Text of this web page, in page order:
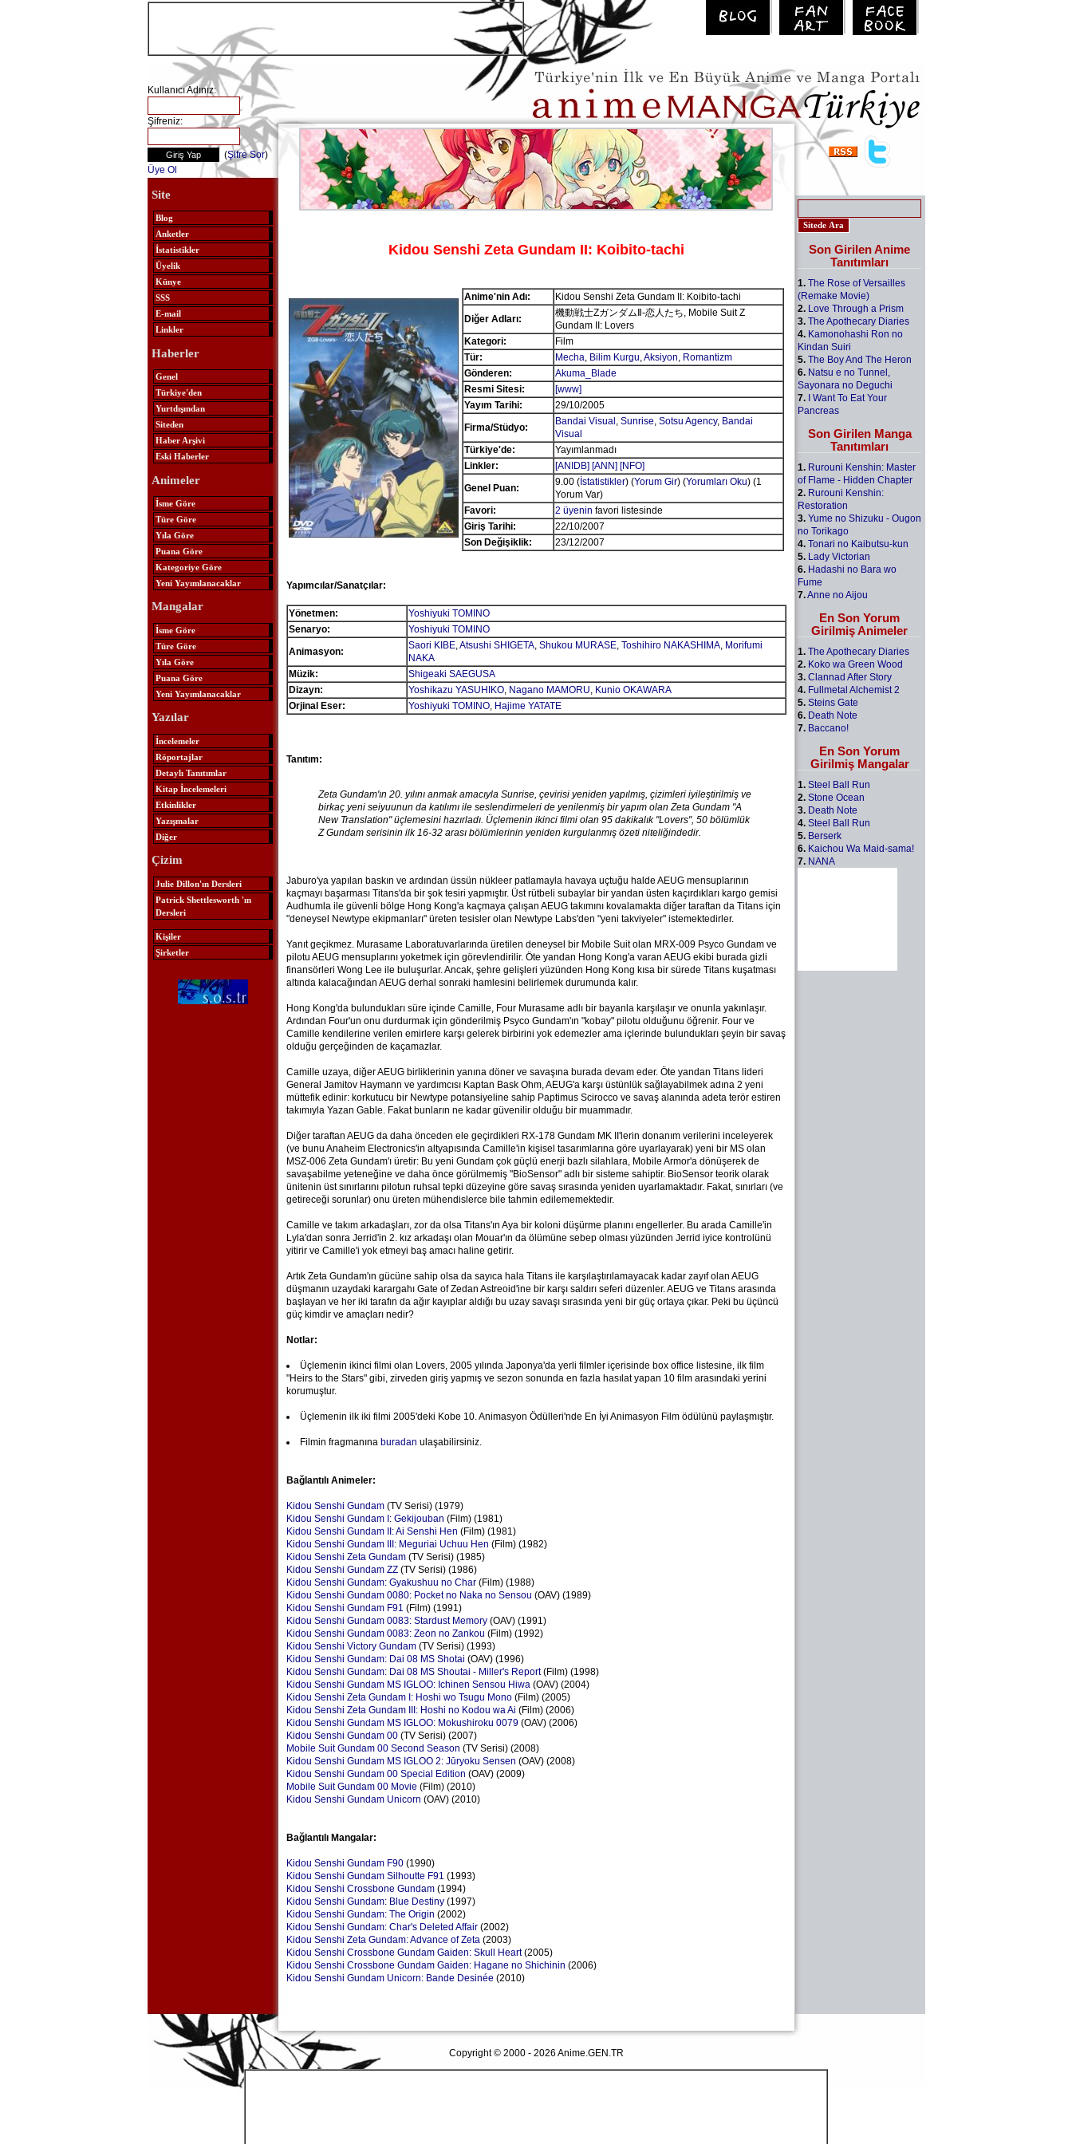
Kullanıcı Adınız:
Şifreniz:
(Şifre Sor)
Üye Ol
Site
Blog
Anketler
İstatistikler
Üyelik
Künye
SSS
E-mail
Linkler
Haberler
Genel
Türkiye'den
Yurtdışından
Siteden
Haber Arşivi
Eski Haberler
Animeler
İsme Göre
Türe Göre
Yıla Göre
Puana Göre
Kategoriye Göre
Yeni Yayımlanacaklar
Mangalar
İsme Göre
Türe Göre
Yıla Göre
Puana Göre
Yeni Yayımlanacaklar
Yazılar
İncelemeler
Röportajlar
Detaylı Tanıtımlar
Kitap İncelemeleri
Etkinlikler
Yazışmalar
Diğer
Çizim
Julie Dillon'ın Dersleri
Patrick Shettlesworth 'ın
Dersleri
Kişiler
Şirketler
Kidou Senshi Zeta Gundam II: Koibito-tachi
Anime'nin Adı:
Kidou Senshi Zeta Gundam II: Koibito-tachi
Diğer Adları:
機動戦士ZガンダムⅡ-恋人たち, Mobile Suit Z
Gundam II: Lovers
Kategori:
Film
Tür:
Mecha, Bilim Kurgu,Aksiyon, Romantizm
Gönderen:
Akuma_Blade
Resmi Sitesi:
[www]
Yayım Tarihi:
29/10/2005
Firma/Stüdyo:
Bandai Visual , Sunrise, Sotsu Agency, Bandai
Visual
Türkiye'de:
Yayımlanmadı
Linkler:
[ANIDB] [ANN] [NFO]
Genel Puan:
9.00 (İstatistikler) (Yorum Gir) (Yorumları Oku) (1
Yorum Var)
Favori:
2 üyenin favori listesinde
Giriş Tarihi:
22/10/2007
Son Değişiklik:
23/12/2007
Yapımcılar/Sanatçılar:
Yönetmen:
Yoshiyuki TOMINO
Senaryo:
Yoshiyuki TOMINO
Animasyon:
Saori KIBE,Atsushi SHIGETA, Shukou MURASE, Toshihiro NAKASHIMA, Morifumi
NAKA
Müzik:
Shigeaki SAEGUSA
Dizayn:
Yoshikazu YASUHIKO, Nagano MAMORU, Kunio OKAWARA
Orjinal Eser:
Yoshiyuki TOMINO, Hajime YATATE
Tanıtım:
Zeta Gundam'ın 20. yılını anmak amacıyla Sunrise, çevirisi yeniden yapılmış, çizimleri iyileştirilmiş ve
birkaç yeni seiyuunun da katılımı ile seslendirmeleri de yenilenmiş bir yapım olan Zeta Gundam "A
New Translation" üçlemesini hazırladı. Üçlemenin ikinci filmi olan 95 dakikalık "Lovers", 50 bölümlük
Z Gundam serisinin ilk 16-32 arası bölümlerinin yeniden kurgulanmış özeti niteliğindedir.
Jaburo'ya yapılan baskın ve ardından üssün nükleer patlamayla havaya uçtuğu halde AEUG mensuplarının
kaçmayı başarması Titans'da bir şok tesiri yapmıştır. Üst rütbeli subaylar bir yandan üsten kaçırdıkları kargo gemisi
Audhumla ile güvenli bölge Hong Kong'a kaçmaya çalışan AEUG takımını kovalamakta diğer taraftan da Titans için
"deneysel Newtype ekipmanları" üreten tesisler olan Newtype Labs'den "yeni takviyeler" istemektedirler.
Yanıt geçikmez. Murasame Laboratuvarlarında üretilen deneysel bir Mobile Suit olan MRX-009 Psyco Gundam ve
pilotu AEUG mensuplarını yoketmek için görevlendirilir. Öte yandan Hong Kong'a varan AEUG ekibi burada gizli
finansörleri Wong Lee ile buluşurlar. Ancak, şehre gelişleri yüzünden Hong Kong kısa bir sürede Titans kuşatması
altında kalacağından AEUG derhal sonraki hamlesini belirlemek durumunda kalır.
Hong Kong'da bulundukları süre içinde Camille, Four Murasame adlı bir bayanla karşılaşır ve onunla yakınlaşır.
Ardından Four'un onu durdurmak için gönderilmiş Psyco Gundam'ın "kobay" pilotu olduğunu öğrenir. Four ve
Camille kendilerine verilen emirlere karşı gelerek birbirini yok edemezler ama içlerinde bulundukları şeyin bir savaş
olduğu gerçeğinden de kaçamazlar.
Camille uzaya, diğer AEUG birliklerinin yanına döner ve savaşına burada devam eder. Öte yandan Titans lideri
General Jamitov Haymann ve yardımcısı Kaptan Bask Ohm, AEUG'a karşı üstünlük sağlayabilmek adına 2 yeni
müttefik edinir: korkutucu bir Newtype potansiyeline sahip Paptimus Scirocco ve savaş alanında adeta terör estiren
takımıyla Yazan Gable. Fakat bunların ne kadar güvenilir olduğu bir muammadır.
Diğer taraftan AEUG da daha önceden ele geçirdikleri RX-178 Gundam MK II'lerin donanım verilerini inceleyerek
(ve bunu Anaheim Electronics'in altyapısında Camille'in kişisel tasarımlarına göre uyarlayarak) yeni bir MS olan
MSZ-006 Zeta Gundam'ı üretir: Bu yeni Gundam çok güçlü enerji bazlı silahlara, Mobile Armor'a dönüşerek de
savaşabilme yeteneğine ve daha önce görülmemiş "BioSensor" adlı bir sisteme sahiptir. BioSensor teorik olarak
ünitenin üst sınırlarını pilotun ruhsal tepki düzeyine göre savaş sırasında yeniden uyarlamaktadır. Fakat, sınırları (ve
getireceği sorunlar) onu üreten mühendislerce bile tahmin edilememektedir.
Camille ve takım arkadaşları, zor da olsa Titans'ın Aya bir koloni düşürme planını engellerler. Bu arada Camille'in
Lyla'dan sonra Jerrid'in 2. kız arkadaşı olan Mouar'ın da ölümüne sebep olması yüzünden Jerrid iyice kontrolünü
yitirir ve Camille'i yok etmeyi baş amacı haline getirir.
Artık Zeta Gundam'ın gücüne sahip olsa da sayıca hala Titans ile karşılaştırılamayacak kadar zayıf olan AEUG
düşmanın uzaydaki karargahı Gate of Zedan Astreoid'ine bir karşı saldırı seferi düzenler. AEUG ve Titans arasında
başlayan ve her iki tarafın da ağır kayıplar aldığı bu uzay savaşı sırasında yeni bir güç ortaya çıkar. Peki bu üçüncü
güç kimdir ve amaçları nedir?
Notlar:
Üçlemenin ikinci filmi olan Lovers, 2005 yılında Japonya'da yerli filmler içerisinde box office listesine, ilk film
"Heirs to the Stars" gibi, zirveden giriş yapmış ve sezon sonunda en fazla hasılat yapan 10 film arasındaki yerini
korumuştur.
Üçlemenin ilk iki filmi 2005'deki Kobe 10. Animasyon Ödülleri'nde En İyi Animasyon Film ödülünü paylaşmıştır.
Filmin fragmanına buradan ulaşabilirsiniz.
Bağlantılı Animeler:
Kidou Senshi Gundam(TV Serisi) (1979)
Kidou Senshi Gundam I: Gekijouban (Film) (1981)
Kidou Senshi Gundam II: Ai Senshi Hen (Film) (1981)
Kidou Senshi Gundam III: Meguriai Uchuu Hen (Film) (1982)
Kidou Senshi Zeta Gundam(TV Serisi) (1985)
Kidou Senshi Gundam ZZ(TV Serisi) (1986)
Kidou Senshi Gundam: Gyakushuu no Char(Film) (1988)
Kidou Senshi Gundam 0080: Pocket no Naka no Sensou (OAV) (1989)
Kidou Senshi Gundam F91 (Film) (1991)
Kidou Senshi Gundam 0083: Stardust Memory(OAV) (1991)
Kidou Senshi Gundam 0083: Zeon no Zankou (Film) (1992)
Kidou Senshi Victory Gundam(TV Serisi) (1993)
Kidou Senshi Gundam: Dai 08 MS Shotai (OAV) (1996)
Kidou Senshi Gundam: Dai 08 MS Shoutai - Miller's Report(Film) (1998)
Kidou Senshi Gundam MS IGLOO: Ichinen Sensou Hiwa(OAV) (2004)
Kidou Senshi Zeta Gundam I: Hoshi wo Tsugu Mono(Film) (2005)
Kidou Senshi Zeta Gundam III: Hoshi no Kodou wa Ai (Film) (2006)
Kidou Senshi Gundam MS IGLOO: Mokushiroku 0079(OAV) (2006)
Kidou Senshi Gundam 00(TV Serisi) (2007)
Mobile Suit Gundam 00 Second Season (TV Serisi) (2008)
Kidou Senshi Gundam MS IGLOO 2: Jūryoku Sensen (OAV) (2008)
Kidou Senshi Gundam 00 Special Edition (OAV) (2009)
Mobile Suit Gundam 00 Movie (Film) (2010)
Kidou Senshi Gundam Unicorn (OAV) (2010)
Bağlantılı Mangalar:
Kidou Senshi Gundam F90(1990)
Kidou Senshi Gundam Silhoutte F91 (1993)
Kidou Senshi Crossbone Gundam(1994)
Kidou Senshi Gundam: Blue Destiny(1997)
Kidou Senshi Gundam: The Origin (2002)
Kidou Senshi Gundam: Char's Deleted Affair(2002)
Kidou Senshi Zeta Gundam: Advance of Zeta(2003)
Kidou Senshi Crossbone Gundam Gaiden: Skull Heart(2005)
Kidou Senshi Crossbone Gundam Gaiden: Hagane no Shichinin (2006)
Kidou Senshi Gundam Unicorn: Bande Desinée (2010)
Son Girilen Anime
Tanıtımları
1. The Rose of Versailles
(Remake Movie)
2. Love Through a Prism
3. The Apothecary Diaries
4. Kamonohashi Ron no
Kindan Suiri
5. The Boy And The Heron
6. Natsu e no Tunnel,
Sayonara no Deguchi
7. I Want To Eat Your
Pancreas
Son Girilen Manga
Tanıtımları
1. Rurouni Kenshin: Master
of Flame - Hidden Chapter
2. Rurouni Kenshin:
Restoration
3. Yume no Shizuku - Ougon
no Torikago
4. Tonari no Kaibutsu-kun
5. Lady Victorian
6. Hadashi no Bara wo
Fume
7.Anne no Aijou
En Son Yorum
Girilmiş Animeler
1. The Apothecary Diaries
2. Koko wa Green Wood
3. Clannad After Story
4. Fullmetal Alchemist 2
5. Steins Gate
6. Death Note
7. Baccano!
En Son Yorum
Girilmiş Mangalar
1. Steel Ball Run
2. Stone Ocean
3. Death Note
4. Steel Ball Run
5. Berserk
6. Kaichou Wa Maid-sama!
7. NANA
Copyright © 2000 - 2026 Anime.GEN.TR